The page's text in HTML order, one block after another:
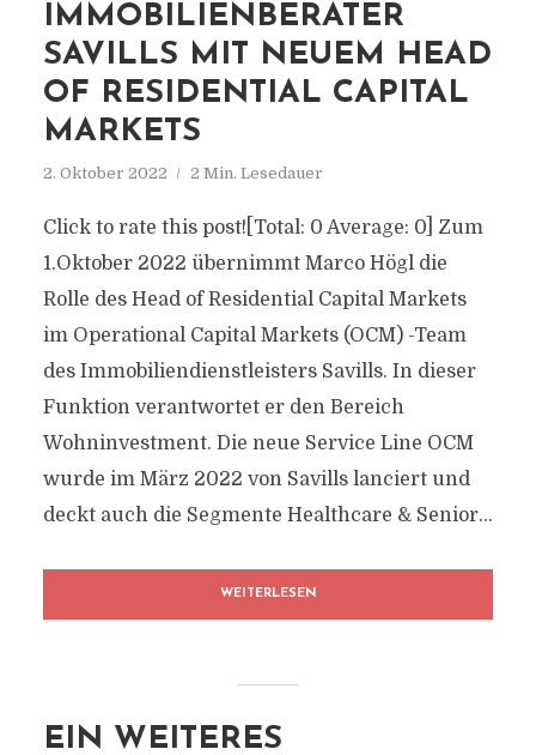
IMMOBILIENBERATER
SAVILLS MIT NEUEM HEAD
OF RESIDENTIAL CAPITAL
MARKETS
2. Oktober 2022 2 Min. Lesedauer
Click to rate this post![Total: 0 Average: 0] Zum
1.Oktober 2022 übernimmt Marco Högl die
Rolle des Head of Residential Capital Markets
im Operational Capital Markets (OCM) -Team
des Immobiliendienstleisters Savills. In dieser
Funktion verantwortet er den Bereich
Wohninvestment. Die neue Service Line OCM
wurde im März 2022 von Savills lanciert und
deckt auch die Segmente Healthcare & Senior...
WEITERLESEN
EIN WEITERES